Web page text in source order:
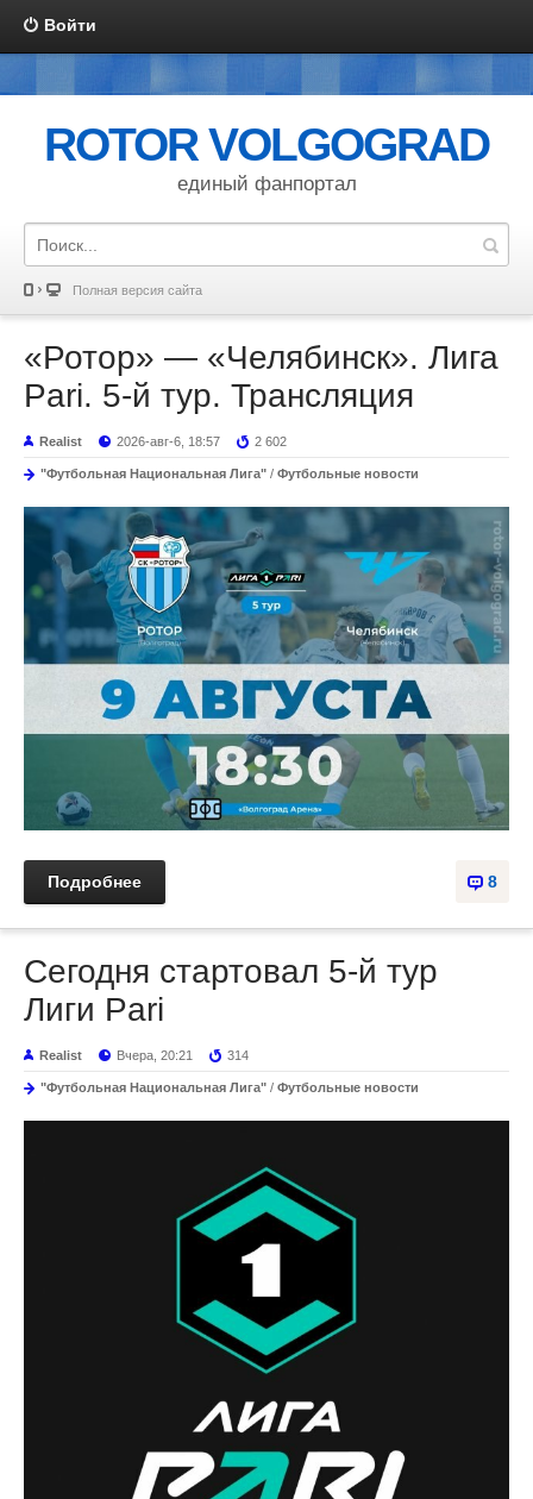
Войти
ROTOR VOLGOGRAD
единый фанпортал
Полная версия сайта
«Ротор» — «Челябинск». Лига
Pari. 5-й тур. Трансляция
Realist 2026-авг-6, 18:57 2 602
"Футбольная Национальная Лига" / Футбольные новости
8
Подробнее
Сегодня стартовал 5-й тур
Лиги Pari
Realist Вчера, 20:21 314
"Футбольная Национальная Лига" / Футбольные новости